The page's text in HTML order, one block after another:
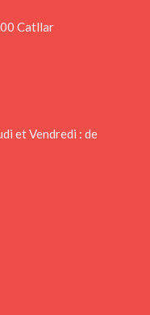
Catllar
et Vendredi : de